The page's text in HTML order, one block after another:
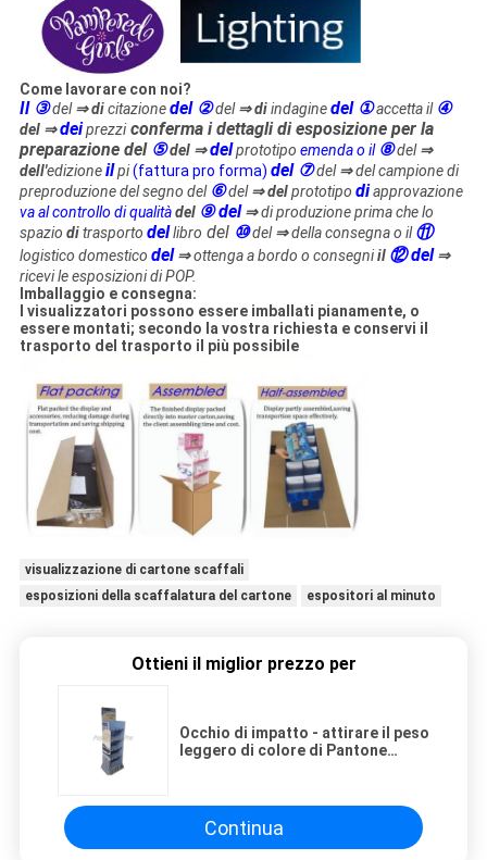
Come lavorare con noi?
Il ③del⇒ dicitazionedel ②del⇒ diindaginedel ①accetta il ④
del ⇒deiprezziconferma i dettagli di esposizione per la
preparazione del ⑤del ⇒delprototipo emenda o il ⑧del⇒
dell'edizioneilpi(fattura pro forma) del ⑦del⇒del campione di
preproduzione del segno del ⑥del⇒ delprototipo diapprovazione
va al controllo di qualitàdel ⑨ del⇒di produzione prima che lo
spazio ditrasporto dellibro del ⑩del⇒della consegna o il⑪
logistico domestico del⇒ottenga a bordo o consegniil ⑫ del⇒
ricevi le esposizioni di POP.
Imballaggio e consegna:
I visualizzatori possono essere imballati pianamente, o
essere montati; secondo la vostra richiesta e conservi il
trasporto del trasporto il più possibile
visualizzazione di cartone scaffali
esposizioni della scaffalatura del cartone
espositori al minuto
Ottieni il miglior prezzo per
Occhio di impatto - attirare il peso
leggero di colore di Pantone
Continua